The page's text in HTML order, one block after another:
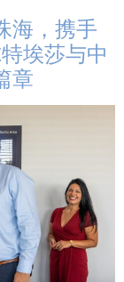
海，携手
埃莎与中
章